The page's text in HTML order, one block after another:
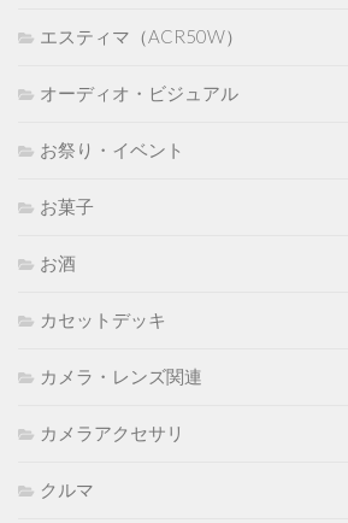
エスティマ（ACR50W）
オーディオ・ビジュアル
お祭り・イベント
お菓子
お酒
カセットデッキ
カメラ・レンズ関連
カメラアクセサリ
クルマ